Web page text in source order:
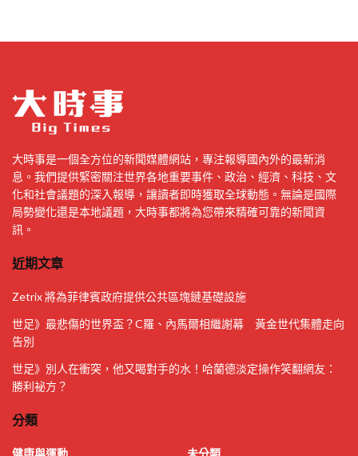
大時事是一個全方位的新聞媒體網站，專注報導國內外的最新消
息。我們提供緊密關注世界各地重要事件、政治、經濟、科技、文
化和社會議題的深入報導，讓讀者即時獲取全球動態。無論是國際
局勢變化還是本地議題，大時事都將為您帶來精確可靠的新聞資
訊。
近期文章
Zetrix 將為菲律賓政府提供公共區塊鏈基礎設施
世足》最悲傷的世界盃？C羅、內馬爾相繼謝幕 黃金世代集體走向
告別
世足》別人在衝突，他又喝對手的水！哈蘭德淡定操作笑翻網友：
勝利祕方？
分類
健康與運動 未分類